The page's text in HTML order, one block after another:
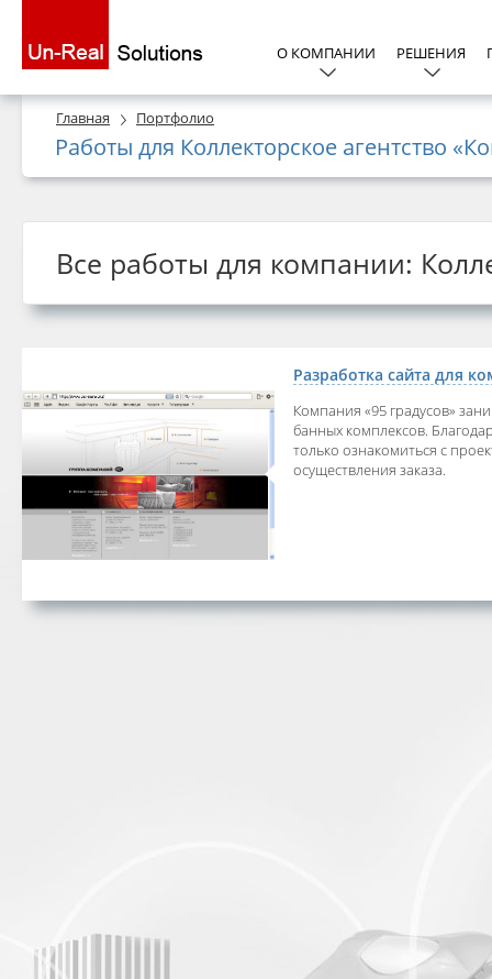
О КОМПАНИИ РЕШЕНИЯ
Главная Портфолио
Работы для Коллекторское агентство
Все работы для компании:
Разработка сайта для
Компания «95 градусов»
банных комплексов.
только ознакомиться с
осуществления заказа.